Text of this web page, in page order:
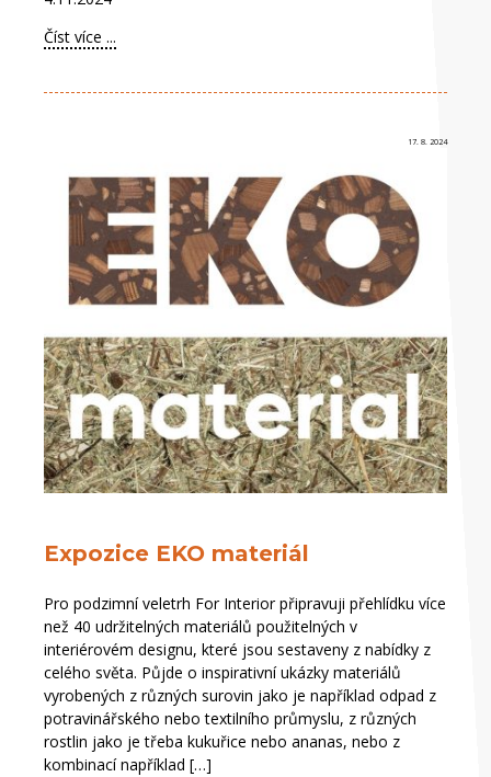
Číst více ...
17. 8. 2024
Expozice EKO materiál
Pro podzimní veletrh For Interior připravuji přehlídku více
než 40 udržitelných materiálů použitelných v
interiérovém designu, které jsou sestaveny z nabídky z
celého světa. Půjde o inspirativní ukázky materiálů
vyrobených z různých surovin jako je například odpad z
potravinářského nebo textilního průmyslu, z různých
rostlin jako je třeba kukuřice nebo ananas, nebo z
kombinací například […]